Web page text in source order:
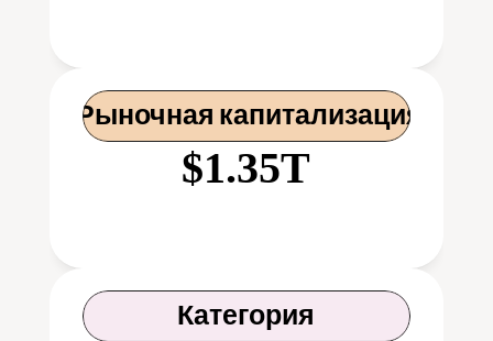
Рыночная капитализация
$1.35T
Категория